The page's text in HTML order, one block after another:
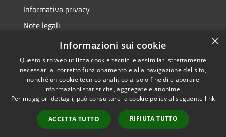
Informativa privacy
Note legali
Dichiarazione di accessibilità
Accessibilità
Copyright © 2026 • Comune di
Auronzo di Cadore • Powered
byMunicipium
Accesso
redazione
×
Informazioni sui cookie
Questo sito web utilizza cookie tecnici e assimilati strettamente
necessari al corretto funzionamento e alla navigazione del sito,
nonché un cookie tecnico analitico al solo fine di elaborare
informazioni statistiche, aggregate e anonime.
Per maggiori dettagli, può consultare la cookie policy al seguente link
ACCETTA TUTTO RIFIUTA TUTTO